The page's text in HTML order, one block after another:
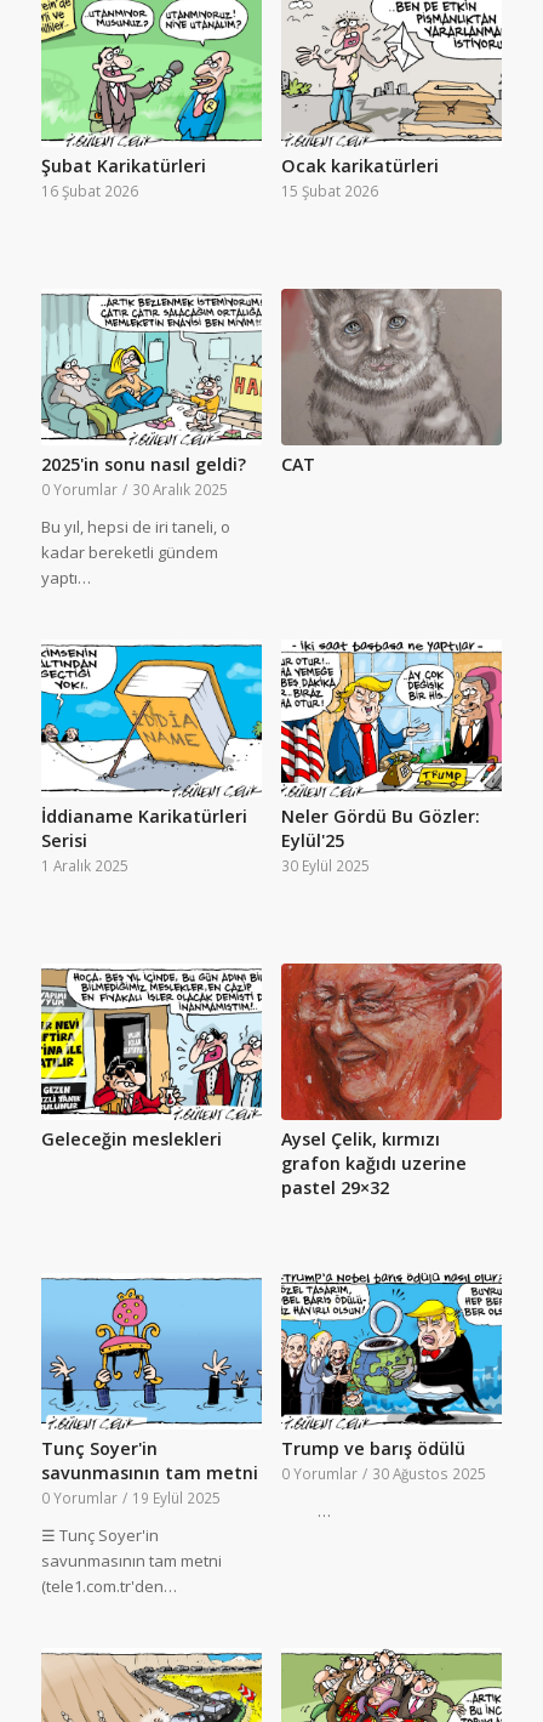
Şubat Karikatürleri
16 Şubat 2026
Ocak karikatürleri
15 Şubat 2026
2025'in sonu nasıl geldi?
0 Yorumlar / 30 Aralık 2025
Bu yıl, hepsi de iri taneli, o
kadar bereketli gündem
yaptı…
CAT
İddianame Karikatürleri
Serisi
1 Aralık 2025
Neler Gördü Bu Gözler:
Eylül'25
30 Eylül 2025
Geleceğin meslekleri
Aysel Çelik, kırmızı
grafon kağıdı uzerine
pastel 29×32
Tunç Soyer'in
savunmasının tam metni
0 Yorumlar / 19 Eylül 2025
☰ Tunç Soyer'in
savunmasının tam metni
(tele1.com.tr'den…
Trump ve barış ödülü
0 Yorumlar / 30 Ağustos 2025
…